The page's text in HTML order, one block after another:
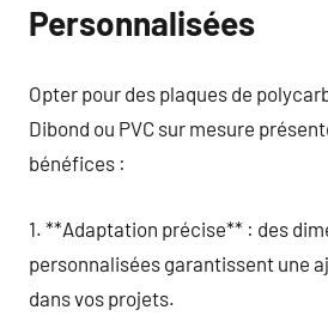
Personnalisées
Opter pour des plaques de
Dibond ou PVC sur mesure
bénéfices :
1. **Adaptation précise** : des
personnalisées garantissent une
dans vos projets.